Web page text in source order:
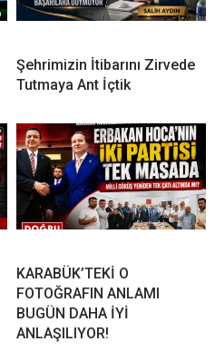
Şehrimizin İtibarını Zirvede
Tutmaya Ant İçtik
KARABÜK’TEKİ O
FOTOĞRAFIN ANLAMI
BUGÜN DAHA İYİ
ANLAŞILIYOR!